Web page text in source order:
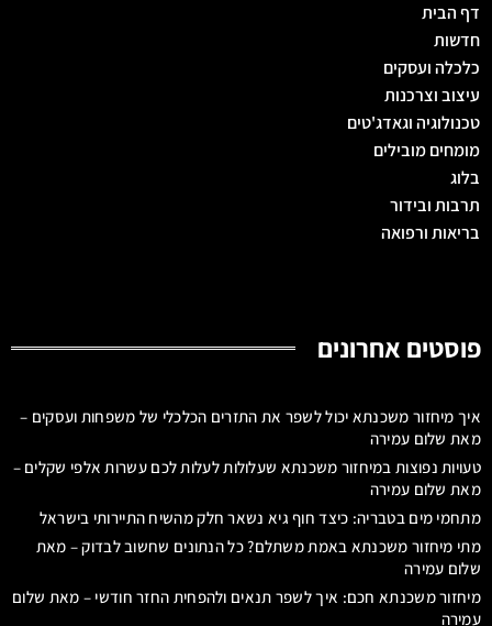
דף הבית
חדשות
כלכלה ועסקים
עיצוב וצרכנות
טכנולוגיה וגאדג'טים
מומחים מובילים
בלוג
תרבות ובידור
בריאות ורפואה
פוסטים אחרונים
איך מיחזור משכנתא יכול לשפר את התזרים הכלכלי של משפחות ועסקים –
מאת שלום עמירה
טעויות נפוצות במיחזור משכנתא שעלולות לעלות לכם עשרות אלפי שקלים –
מאת שלום עמירה
מתחמי מים בטבריה: כיצד חוף גיא נשאר חלק מהשיח התיירותי בישראל
מתי מיחזור משכנתא באמת משתלם? כל הנתונים שחשוב לבדוק – מאת
שלום עמירה
מיחזור משכנתא חכם: איך לשפר תנאים ולהפחית החזר חודשי – מאת שלום
עמירה